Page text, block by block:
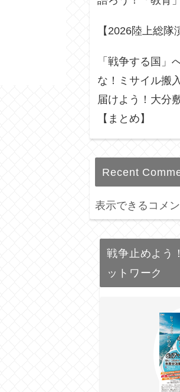
【2026陸上総隊
「戦争する国
な！ミサイル搬
届けよう！大分
【まとめ】
Recent
表示できるコメ
戦争止めよう
ットワーク